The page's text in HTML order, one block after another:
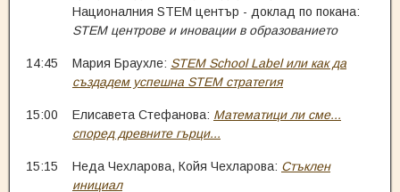
Националния STEM център - доклад по покана:
STEM центрове и иновации в образованието
14:45 Мария Браухле: STEM School Label или как да
създадем успешна STEM стратегия
15:00 Елисавета Стефанова: Математици ли сме...
според древните гърци...
15:15 Неда Чехларова, Койя Чехларова: Стъклен
инициал